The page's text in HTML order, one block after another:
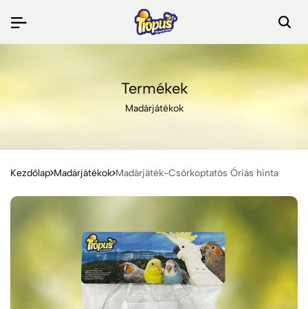
Termékek
Madárjátékok
Kezdőlap Madárjátékok Madárjáték-Csőrkoptatós Óriás hinta